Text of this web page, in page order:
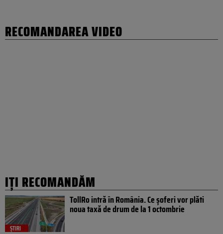
RECOMANDAREA VIDEO
IȚI RECOMANDĂM
ȘTIRI
TollRo intră în România. Ce șoferi vor plăti
noua taxă de drum de la 1 octombrie